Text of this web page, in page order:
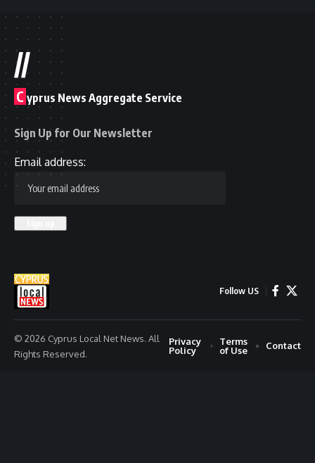
//
C yprus News Aggregate Service
Sign Up for Our Newsletter
Email address:
Follow US
© 2026 Cyprus Local Net News. All
Rights Reserved.
Privacy
Policy
Terms
of Use
Contact